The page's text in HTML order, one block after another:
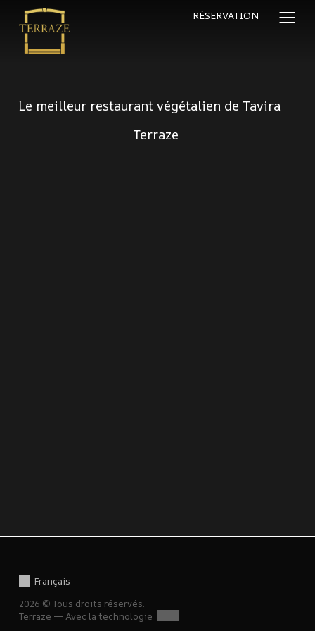
RÉSERVATION
Le meilleur restaurant végétalien de Tavira
Terraze
Français
2026 © Tous droits réservés.
Terraze — Avec la technologie